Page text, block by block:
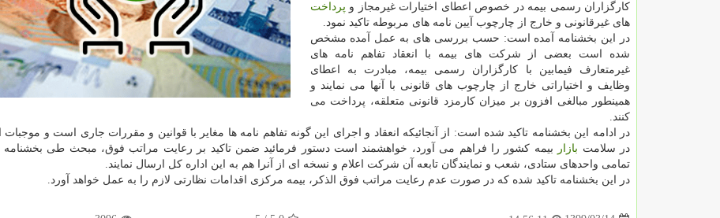
کارگزاران رسمی بیمه در خصوص اعطای اختیارات غیرمجاز و پرداخت
های غیرقانونی و خارج از چارچوب آیین نامه های مربوطه تاکید نمود.
در این بخشنامه آمده است: حسب بررسی های به عمل آمده مشخص
شده است بعضی از شرکت های بیمه با انعقاد تفاهم نامه های
غیرمتعارف فیمابین با کارگزاران رسمی بیمه، مبادرت به اعطای
وظایف و اختیاراتی خارج از چارچوب های قانونی با آنها می نمایند و
همینطور مبالغی افزون بر میزان کارمزد قانونی متعلقه، پرداخت می
کنند.
در ادامه این بخشنامه تاکید شده است: از آنجائیکه انعقاد و اجرای این گونه تفاهم نامه ها مغایر با قوانین و مقررات جاری است و موجبات
در سلامت بازار
بیمه کشور را فراهم می آورد، خواهشمند است دستور فرمائید ضمن تاکید بر رعایت مراتب فوق، مبحث طی بخشنامه
تمامی واحدهای ستادی، شعب و نمایندگان تابعه آن شرکت اعلام و نسخه ای از آنرا هم به این اداره کل ارسال نمایند.
در این بخشنامه تاکید شده که در صورت عدم رعایت مراتب فوق الذکر، بیمه مرکزی اقدامات نظارتی لازم را به عمل خواهد آورد.